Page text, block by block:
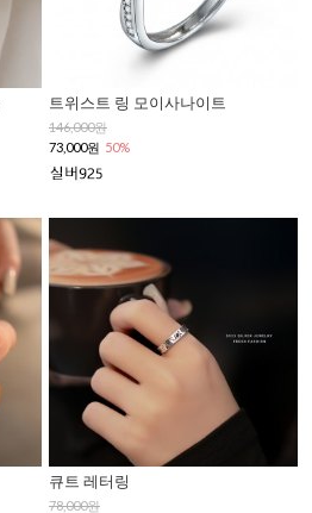
트위스트 링 모이사나이트
146,000원
73,000원 50%
큐트 레터링
78,000원